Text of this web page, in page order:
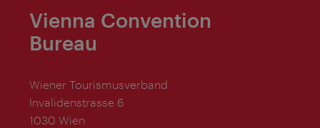
Vienna Convention
Bureau
Wiener Tourismusverband
Invalidenstrasse 6
1030 Wien